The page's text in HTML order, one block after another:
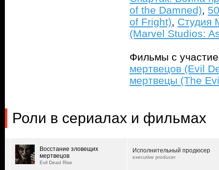
of the Damned),
of Fright), Студия
(Marvel Studios:
Фильмы с
мертвецов (Evil
мертвецы (The
Роли в сериалах и фильмах
Восстание зловещих
мертвецов
Evil Dead Rise
Исполнительный продюсер
executive producer